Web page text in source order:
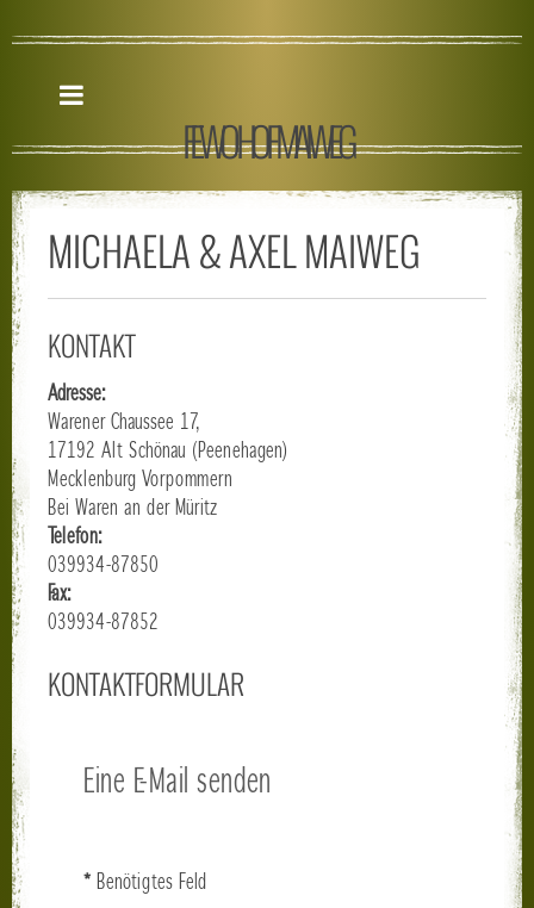
FEWO HOF MAIWEG
MICHAELA & AXEL MAIWEG
KONTAKT
Adresse:
Warener Chaussee 17,
17192 Alt Schönau (Peenehagen)
Mecklenburg Vorpommern
Bei Waren an der Müritz
Telefon:
039934-87850
Fax:
039934-87852
KONTAKTFORMULAR
Eine E-Mail senden
* Benötigtes Feld